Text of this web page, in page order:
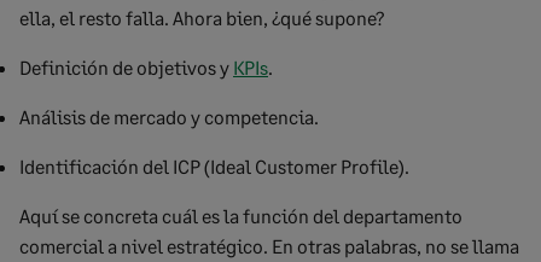
ella, el resto falla. Ahora bien, ¿qué supone?
Definición de objetivos y KPIs
Análisis de mercado y competencia.
Identificación del ICP (Ideal Customer Profile).
Aquí se concreta cuál es la función del departamento
comercial a nivel estratégico. En otras palabras, no se llama